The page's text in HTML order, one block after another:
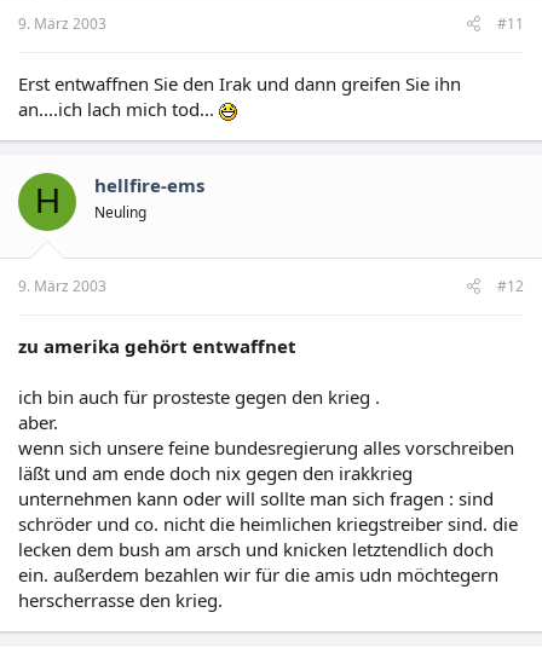
9. März 2003 #11
Erst entwaffnen Sie den Irak und dann greifen Sie ihn
an....ich lach mich tod...
H hellfire-ems
Neuling
9. März 2003 #12
zu amerika gehört entwaffnet
ich bin auch für prosteste gegen den krieg .
aber.
wenn sich unsere feine bundesregierung alles vorschreiben
läßt und am ende doch nix gegen den irakkrieg
unternehmen kann oder will sollte man sich fragen : sind
schröder und co. nicht die heimlichen kriegstreiber sind. die
lecken dem bush am arsch und knicken letztendlich doch
ein. außerdem bezahlen wir für die amis udn möchtegern
herscherrasse den krieg.